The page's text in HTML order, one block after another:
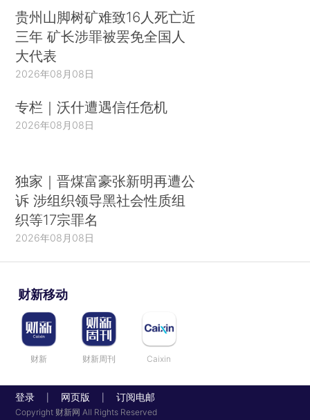
贵州山脚树矿难致16人死亡近
三年 矿长涉罪被罢免全国人
大代表
2026年08月08日
专栏｜沃什遭遇信任危机
2026年08月08日
独家｜晋煤富豪张新明再遭公
诉 涉组织领导黑社会性质组
织等17宗罪名
2026年08月08日
财新移动
财新 财新周刊 Caixin
登录 网页版 订阅电邮
Copyright 财新网 All Rights Reserved